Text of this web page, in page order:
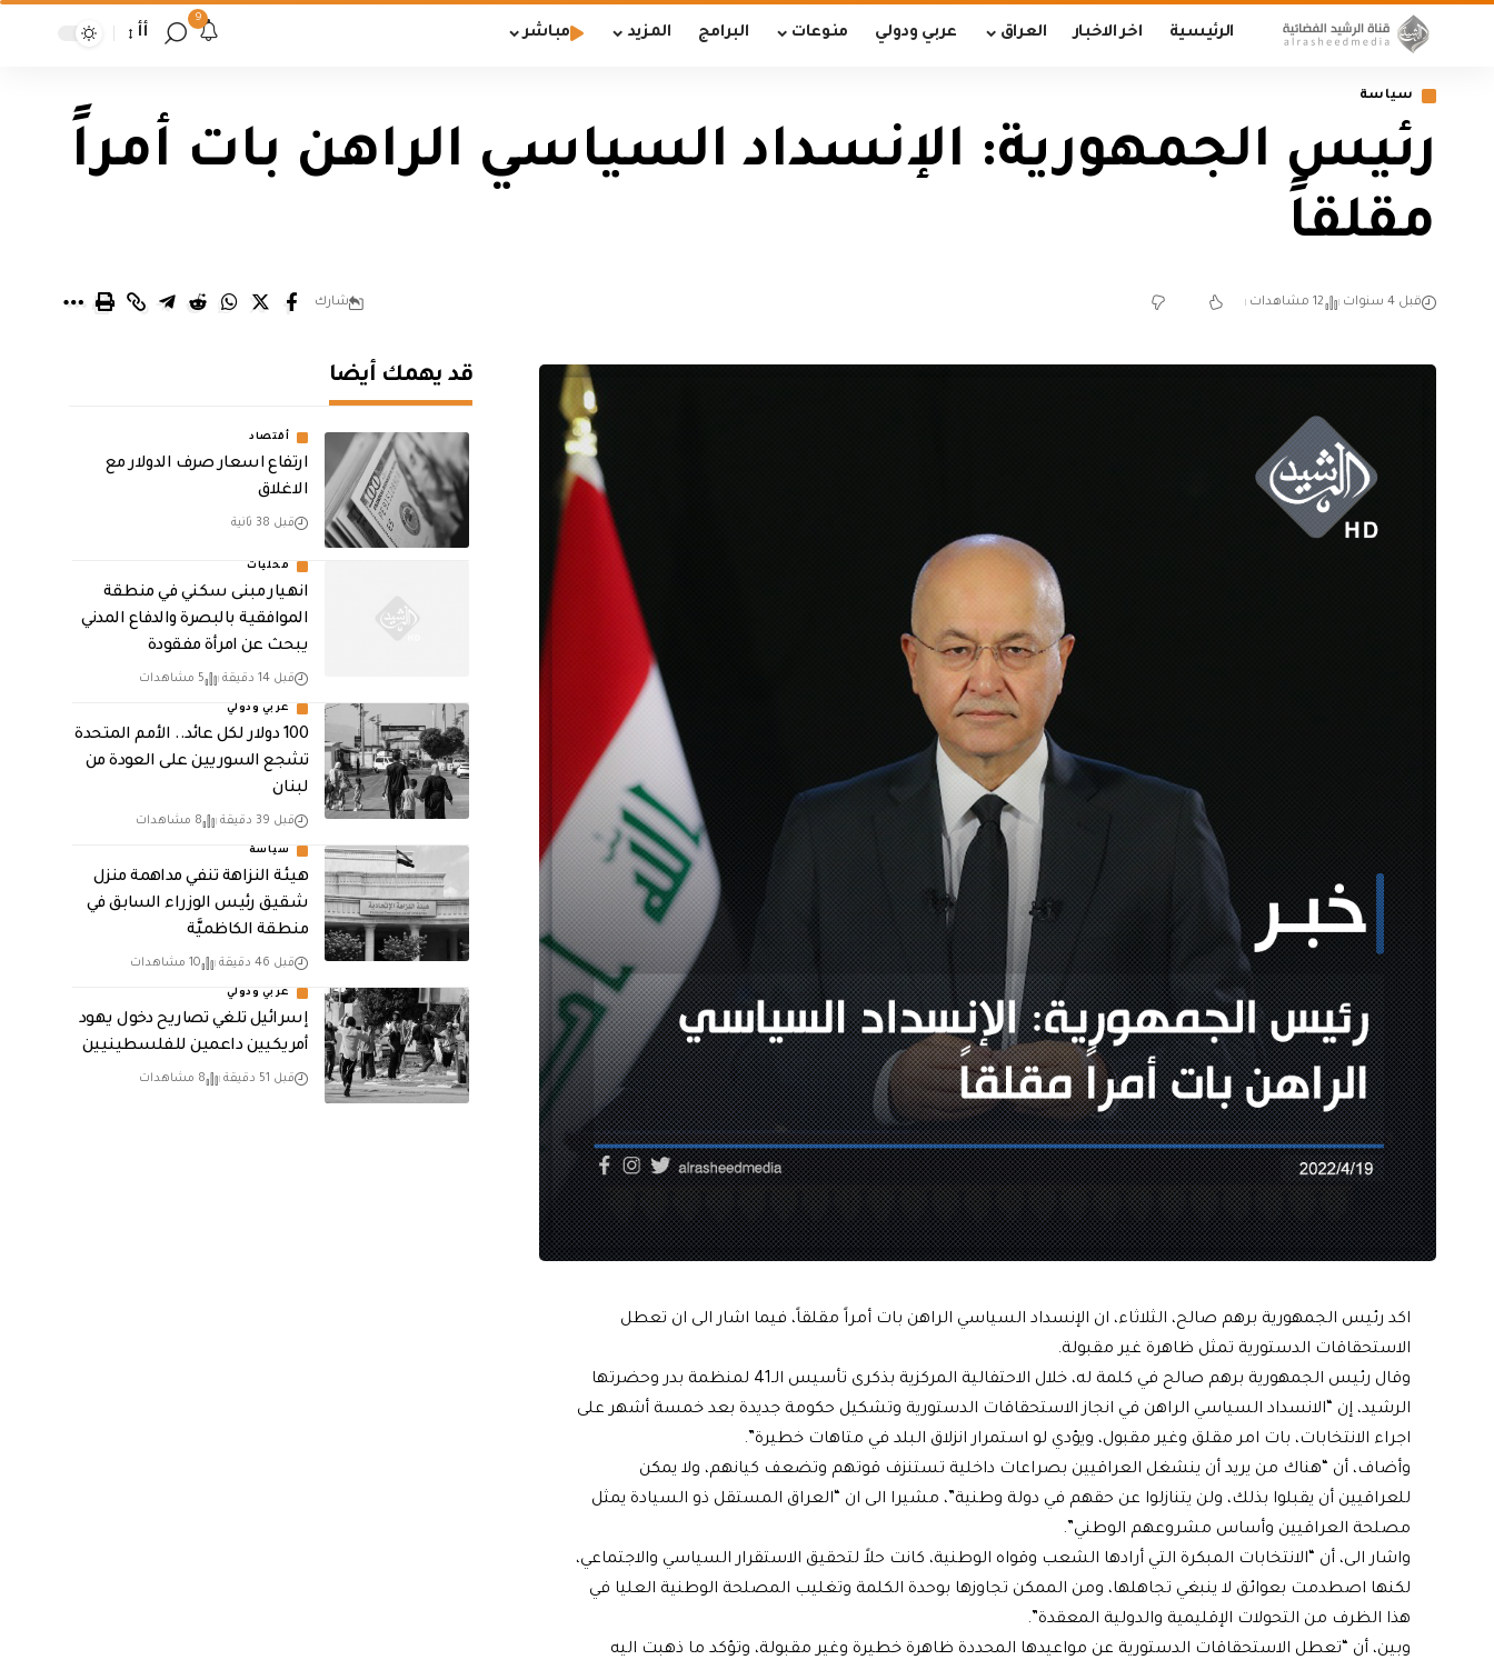
الرئيسية اخر الاخبار العراق عربي ودولي منوعات البرامج المزيد مباشر
9
أأ
سياسة
رئيس الجمهورية: الإنسداد السياسي الراهن بات أمراً
مقلقاً
قبل 4 سنوات 12 مشاهدات شارك
اكد رئيس الجمهورية برهم صالح، الثلاثاء، ان الإنسداد السياسي الراهن بات أمراً مقلقاً، فيما اشار الى ان تعطل
الاستحقاقات الدستورية تمثل ظاهرة غير مقبولة.
وقال رئيس الجمهورية برهم صالح في كلمة له، خلال الاحتفالية المركزية بذكرى تأسيس الـ41 لمنظمة بدر وحضرتها
الرشيد، إن “الانسداد السياسي الراهن في انجاز الاستحقاقات الدستورية وتشكيل حكومة جديدة بعد خمسة أشهر على
اجراء الانتخابات، بات امر مقلق وغير مقبول، ويؤدي لو استمرار انزلاق البلد في متاهات خطيرة”.
وأضاف، أن “هناك من يريد أن ينشغل العراقيين بصراعات داخلية تستنزف قوتهم وتضعف كيانهم، ولا يمكن
للعراقيين أن يقبلوا بذلك، ولن يتنازلوا عن حقهم في دولة وطنية”، مشيرا الى ان “العراق المستقل ذو السيادة يمثل
مصلحة العراقيين وأساس مشروعهم الوطني”.
واشار الى، أن “الانتخابات المبكرة التي أرادها الشعب وقواه الوطنية، كانت حلاً لتحقيق الاستقرار السياسي والاجتماعي،
لكنها اصطدمت بعوائق لا ينبغي تجاهلها، ومن الممكن تجاوزها بوحدة الكلمة وتغليب المصلحة الوطنية العليا في
هذا الظرف من التحولات الإقليمية والدولية المعقدة”.
وبين، أن “تعطل الاستحقاقات الدستورية عن مواعيدها المحددة ظاهرة خطيرة وغير مقبولة، وتؤكد ما ذهبت اليه
قد يهمك أيضا
أقتصاد
ارتفاع اسعار صرف الدولار مع
الاغلاق
قبل 38 ثانية
محليات
انهيار مبنى سكني في منطقة
الموافقية بالبصرة والدفاع المدني
يبحث عن امرأة مفقودة
قبل 14 دقيقة 5 مشاهدات
عربي ودولي
100 دولار لكل عائد.. الأمم المتحدة
تشجع السوريين على العودة من
لبنان
قبل 39 دقيقة 8 مشاهدات
سياسة
هيئة النزاهة تنفي مداهمة منزل
شقيق رئيس الوزراء السابق في
منطقة الكاظميَّة
قبل 46 دقيقة 10 مشاهدات
عربي ودولي
إسرائيل تلغي تصاريح دخول يهود
أمريكيين داعمين للفلسطينيين
قبل 51 دقيقة 8 مشاهدات